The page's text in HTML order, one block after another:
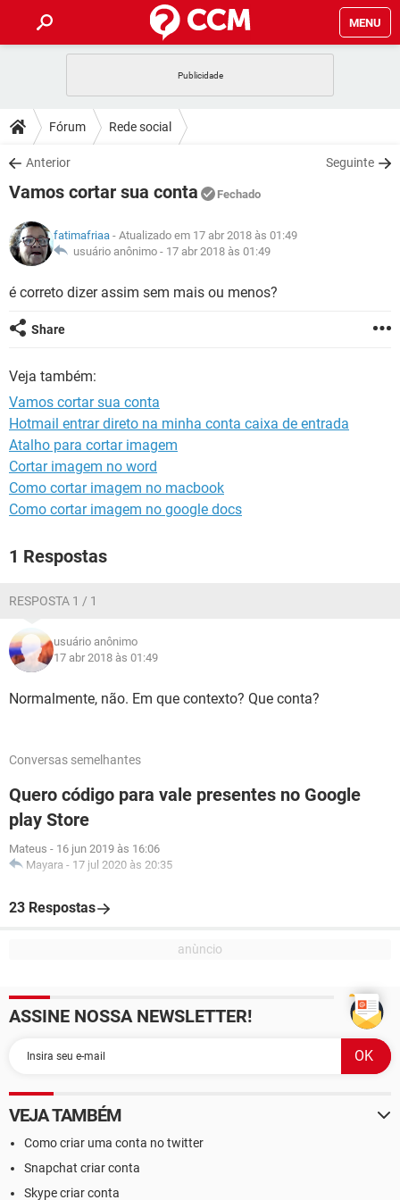
MENU
CELULAR
OUTLOOK
INSTAGRAM GMAIL
GUIA DE COMPRAS
DICAS
JOGOS
INSTAGRAM GMAIL
GUIA DE COMPRAS
DOWNLOADS
JOGOS WHATSAPP
CELULAR
OUTLOOK EXCEL
INSTAGRAM
JOGOS WHATSAPP
CELULAR
OUTLOOK EXCEL
INSTAGRAM
GLOSSÁRIO
INSTAGRAM
GUIA DE COMPRAS
Fórum Rede social
Anterior Seguinte
Vamos cortar sua conta Fechado
fatimafriaa - Atualizado em 17 abr 2018 às 01:49
usuário anônimo - 17 abr 2018 às 01:49
é correto dizer assim sem mais ou menos?
Share
Veja também:
Vamos cortar sua conta
Hotmail entrar direto na minha conta caixa de entrada
Atalho para cortar imagem
Cortar imagem no word
Como cortar imagem no macbook
Como cortar imagem no google docs
1 Respostas
RESPOSTA 1 / 1
usuário anônimo
17 abr 2018 às 01:49
Normalmente, não. Em que contexto? Que conta?
Conversas semelhantes
Quero código para vale presentes no Google
play Store
Mateus - 16 jun 2019 às 16:06
Mayara - 17 jul 2020 às 20:35
23 Respostas
ASSINE NOSSA NEWSLETTER!
VEJA TAMBÉM
Como criar uma conta no twitter
Snapchat criar conta
Skype criar conta